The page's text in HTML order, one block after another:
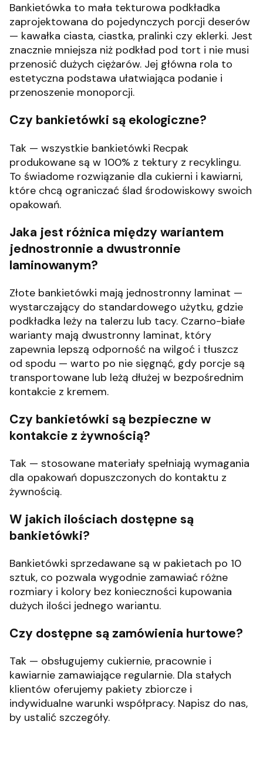
Bankietówka to mała tekturowa podkładka
zaprojektowana do pojedynczych porcji deserów
— kawałka ciasta, ciastka, pralinki czy eklerki. Jest
znacznie mniejsza niż podkład pod tort i nie musi
przenosić dużych ciężarów. Jej główna rola to
estetyczna podstawa ułatwiająca podanie i
przenoszenie monoporcji.
Czy bankietówki są ekologiczne?
Tak — wszystkie bankietówki Recpak
produkowane są w 100% z tektury z recyklingu.
To świadome rozwiązanie dla cukierni i kawiarni,
które chcą ograniczać ślad środowiskowy swoich
opakowań.
Jaka jest różnica między wariantem
jednostronnie a dwustronnie
laminowanym?
Złote bankietówki mają jednostronny laminat —
wystarczający do standardowego użytku, gdzie
podkładka leży na talerzu lub tacy. Czarno-białe
warianty mają dwustronny laminat, który
zapewnia lepszą odporność na wilgoć i tłuszcz
od spodu — warto po nie sięgnąć, gdy porcje są
transportowane lub leżą dłużej w bezpośrednim
kontakcie z kremem.
Czy bankietówki są bezpieczne w
kontakcie z żywnością?
Tak — stosowane materiały spełniają wymagania
dla opakowań dopuszczonych do kontaktu z
żywnością.
W jakich ilościach dostępne są
bankietówki?
Bankietówki sprzedawane są w pakietach po 10
sztuk, co pozwala wygodnie zamawiać różne
rozmiary i kolory bez konieczności kupowania
dużych ilości jednego wariantu.
Czy dostępne są zamówienia hurtowe?
Tak — obsługujemy cukiernie, pracownie i
kawiarnie zamawiające regularnie. Dla stałych
klientów oferujemy pakiety zbiorcze i
indywidualne warunki współpracy. Napisz do nas,
by ustalić szczegóły.